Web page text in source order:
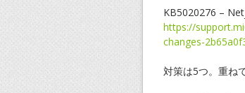
KB5020276 –
https://
changes-
対策は5つ。重ね